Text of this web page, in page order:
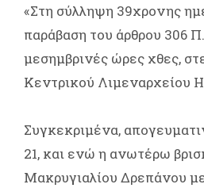
«Στη σύλληψη 39χρονης
παράβαση του άρθρου 306
μεσημβρινές ώρες χθες,
Κεντρικού Λιμεναρχείου
Συγκεκριμένα,
21, και ενώ η ανωτέρω
Μακρυγιαλίου Δρεπάνου